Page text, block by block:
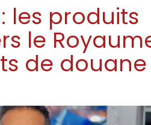
les produits
le
de douane